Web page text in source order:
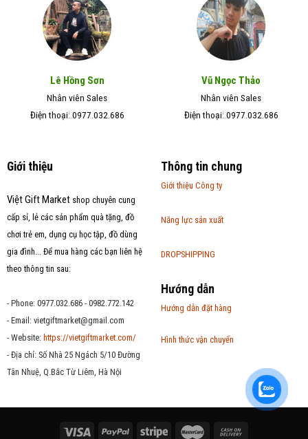
Lê Hồng Sơn
Nhân viên Sales
Điện thoại: 0977.032.686
Vũ Ngọc Thảo
Nhân viên Sales
Điện thoại: 0977.032.686
Giới thiệu
Việt Gift Marketshop chuyên cung
cấp sỉ, lẻ các sản phẩm quà tặng, đồ
chơi trẻ em, dụng cụ học tập, đồ dùng
gia đình... Để mua hàng các bạn liên hệ
theo thông tin sau:
- Phone: 0977.032.686 - 0982.772.142
- Email: vietgiftmarket@gmail.com
- Website: https://vietgiftmarket.com/
- Địa chỉ: Số Nhà 25 Ngách 5/10 Đường
Tân Nhuệ, Q.Bắc Từ Liêm, Hà Nội
Thông tin chung
Giới thiệu Công ty
Năng lực sản xuất
DROPSHIPPING
Hướng dẫn
Hướng dẫn đặt hàng
Hình thức vận chuyển